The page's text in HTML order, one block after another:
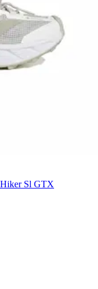
Hiker Sl GTX